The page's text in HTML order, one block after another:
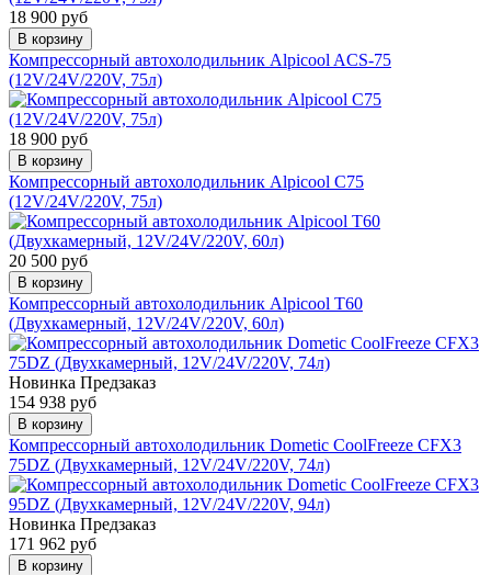
18 900 руб
В корзину
Компрессорный автохолодильник Alpicool ACS-75
(12V/24V/220V, 75л)
18 900 руб
В корзину
Компрессорный автохолодильник Alpicool C75
(12V/24V/220V, 75л)
20 500 руб
В корзину
Компрессорный автохолодильник Alpicool T60
(Двухкамерный, 12V/24V/220V, 60л)
Новинка Предзаказ
154 938 руб
В корзину
Компрессорный автохолодильник Dometic CoolFreeze CFX3
75DZ (Двухкамерный, 12V/24V/220V, 74л)
Новинка Предзаказ
171 962 руб
В корзину